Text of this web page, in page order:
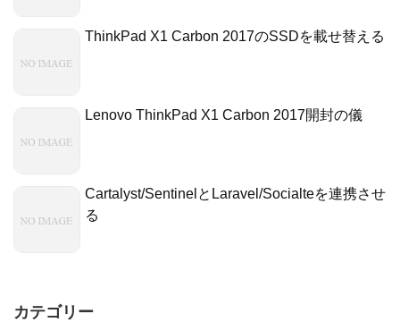
ThinkPad X1 Carbon 2017のSSDを載せ替える
Lenovo ThinkPad X1 Carbon 2017開封の儀
Cartalyst/SentinelとLaravel/Socialteを連携させ
る
カテゴリー